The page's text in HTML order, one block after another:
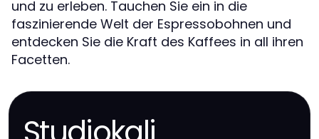
und zu erleben. Tauchen Sie ein in die
faszinierende Welt der Espressobohnen und
entdecken Sie die Kraft des Kaffees in all ihren
Facetten.